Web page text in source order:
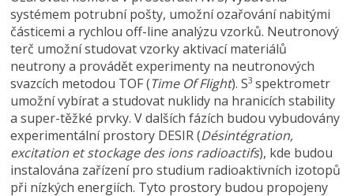
systémem potrubní pošty, umožní ozařování nabitými
částicemi a rychlou off-line analýzu vzorků. Neutronový
terč umožní studovat vzorky aktivací materiálů
neutrony a provádět experimenty na neutronových
svazcích metodou TOF (Time Of Flight). S3spektrometr
umožní vybírat a studovat nuklidy na hranicích stability
a super-těžké prvky. V dalších fázích budou vybudovány
experimentální prostory DESIR (Désintégration,
excitation et stockage des ions radioactifs), kde budou
instalována zařízení pro studium radioaktivních izotopů
při nízkých energiích. Tyto prostory budou propojeny